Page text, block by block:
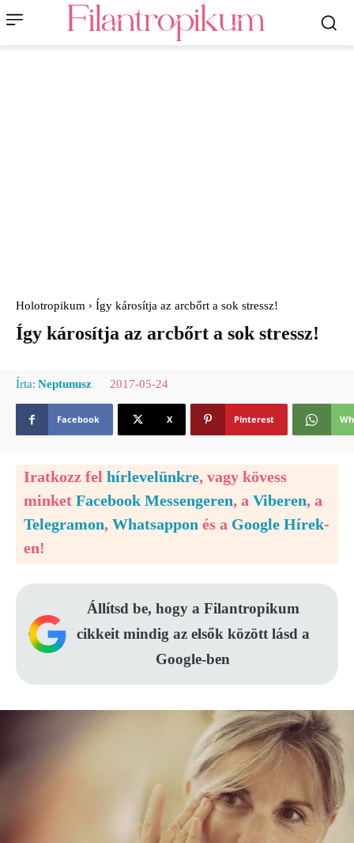
Holotropikum Így károsítja az arcbőrt a sok stressz!
Így károsítja az arcbőrt a sok stressz!
Írta: Neptunusz 2017-05-24
Facebook X Pinterest
Iratkozz fel hírlevelünkre, vagy kövess
minket Facebook Messengeren, a Viberen, a
Telegramon, Whatsappon és a Google Hírek-
en!
Állítsd be, hogy a Filantropikum
cikkeit mindig az elsők között lásd a
Google-ben